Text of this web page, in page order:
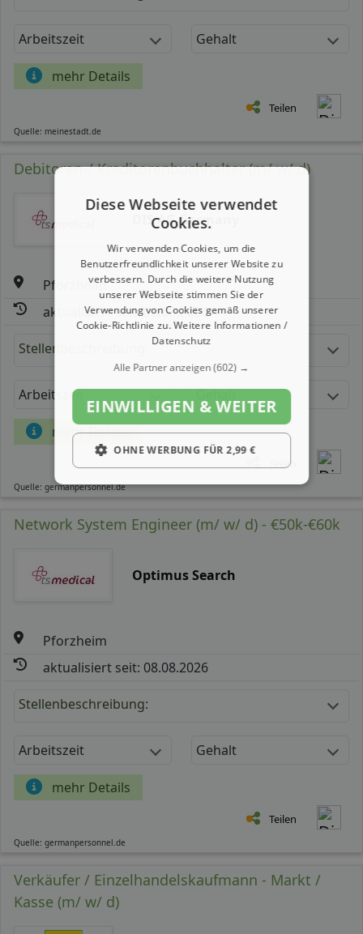
Arbeitszeit Gehalt
mehr Details
Teilen
Quelle: meinestadt.de
Debitoren-/ Kreditorenbuchhalter (m/ w/ d)
DIS AG Germany
Pforzheim
aktualisiert seit: 08.08.2026
Stellenbeschreibung:
Arbeitszeit Gehalt
mehr Details
Teilen
Quelle: germanpersonnel.de
Network System Engineer (m/ w/ d) - €50k-€60k
Optimus Search
Pforzheim
aktualisiert seit: 08.08.2026
Stellenbeschreibung:
Arbeitszeit Gehalt
mehr Details
Teilen
Quelle: germanpersonnel.de
Verkäufer / Einzelhandelskaufmann - Markt /
Kasse (m/ w/ d)
Diese Webseite verwendet
Cookies.
Wir verwenden Cookies, um die
Benutzerfreundlichkeit unserer Website zu
verbessern. Durch die weitere Nutzung
unserer Webseite stimmen Sie der
Verwendung von Cookies gemäß unserer
Cookie-Richtlinie zu.Weitere Informationen /
Datenschutz
Alle Partner anzeigen(602) →
EINWILLIGEN & WEITER
OHNE WERBUNG FÜR 2,99 €